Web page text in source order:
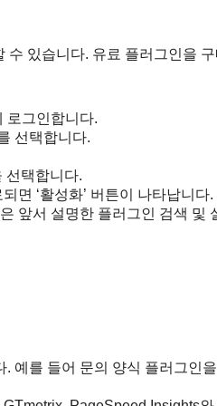
수 있습니다. 유료 플러그인을
로그인합니다.
선택합니다.
선택합니다.
면 ‘활성화’ 버튼이 나타납니다.
앞서 설명한 플러그인 검색 및
예를 들어 문의 양식 플러그인